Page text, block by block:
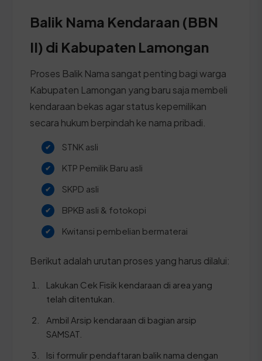
Balik Nama Kendaraan (BBN
II) di Kabupaten Lamongan
Proses Balik Nama sangat penting bagi warga
Kabupaten Lamongan yang baru saja membeli
kendaraan bekas agar status kepemilikan
secara hukum berpindah ke nama pribadi.
STNK asli
KTP Pemilik Baru asli
SKPD asli
BPKB asli & fotokopi
Kwitansi pembelian bermaterai
Berikut adalah urutan proses yang harus dilalui:
Lakukan Cek Fisik kendaraan di area yang
telah ditentukan.
Ambil Arsip kendaraan di bagian arsip
SAMSAT.
Isi formulir pendaftaran balik nama dengan